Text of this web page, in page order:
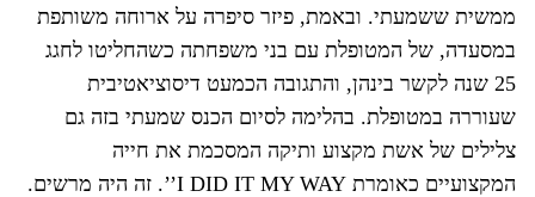
ממשית ששמעתי. ובאמת, פיזר סיפרה על ארוחה משותפת
במסעדה, של המטופלת עם בני משפחתה כשהחליטו לחגג
25 שנה לקשר בינהן, והתגובה הכמעט דיסוציאטיבית
שעוררה במטופלת. בהלימה לסיום הכנס שמעתי בזה גם
צלילים של אשת מקצוע ותיקה המסכמת את חייה
המקצועיים כאומרת I DID IT MY WAY’’. זה היה מרשים.